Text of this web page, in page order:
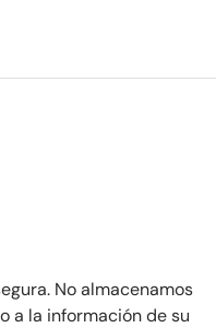
No almacenamos
a la información de su